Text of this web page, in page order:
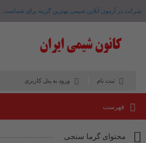
شرکت در آزمون آنلاین شیمی بهترین گزینه برای شماست .
ثبت نام ورود به پنل کاربری
فهرست
محتوای گرما سنجی